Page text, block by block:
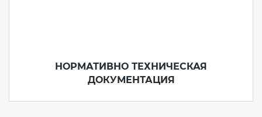
НОРМАТИВНО ТЕХНИЧЕСКАЯ
ДОКУМЕНТАЦИЯ